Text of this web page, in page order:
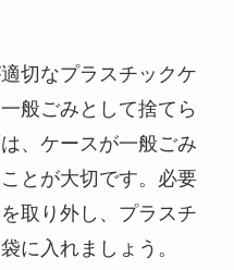
切なプラスチックケ
般ごみとして捨てら
、ケースが一般ごみ
とが大切です。必要
取り外し、プラスチ
に入れましょう。